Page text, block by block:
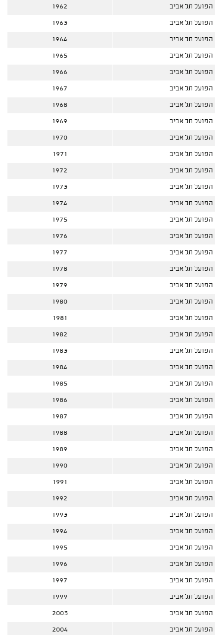
הפועל תל אביב 1962
הפועל תל אביב 1963
הפועל תל אביב 1964
הפועל תל אביב 1965
הפועל תל אביב 1966
הפועל תל אביב 1967
הפועל תל אביב 1968
הפועל תל אביב 1969
הפועל תל אביב 1970
הפועל תל אביב 1971
הפועל תל אביב 1972
הפועל תל אביב 1973
הפועל תל אביב 1974
הפועל תל אביב 1975
הפועל תל אביב 1976
הפועל תל אביב 1977
הפועל תל אביב 1978
הפועל תל אביב 1979
הפועל תל אביב 1980
הפועל תל אביב 1981
הפועל תל אביב 1982
הפועל תל אביב 1983
הפועל תל אביב 1984
הפועל תל אביב 1985
הפועל תל אביב 1986
הפועל תל אביב 1987
הפועל תל אביב 1988
הפועל תל אביב 1989
הפועל תל אביב 1990
הפועל תל אביב 1991
הפועל תל אביב 1992
הפועל תל אביב 1993
הפועל תל אביב 1994
הפועל תל אביב 1995
הפועל תל אביב 1996
הפועל תל אביב 1997
הפועל תל אביב 1999
הפועל תל אביב 2003
הפועל תל אביב 2004